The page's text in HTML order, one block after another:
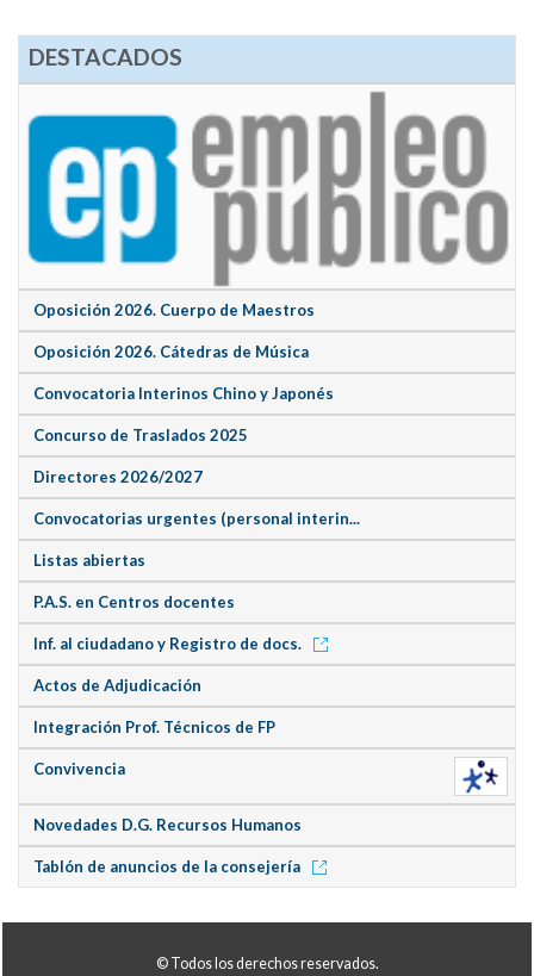
DESTACADOS
Oposición 2026. Cuerpo de Maestros
Oposición 2026. Cátedras de Música
Convocatoria Interinos Chino y Japonés
Concurso de Traslados 2025
Directores 2026/2027
Convocatorias urgentes (personal interin...
Listas abiertas
P.A.S. en Centros docentes
Inf. al ciudadano y Registro de docs.
Actos de Adjudicación
Integración Prof. Técnicos de FP
Convivencia
Novedades D.G. Recursos Humanos
Tablón de anuncios de la consejería
© Todos los derechos reservados.